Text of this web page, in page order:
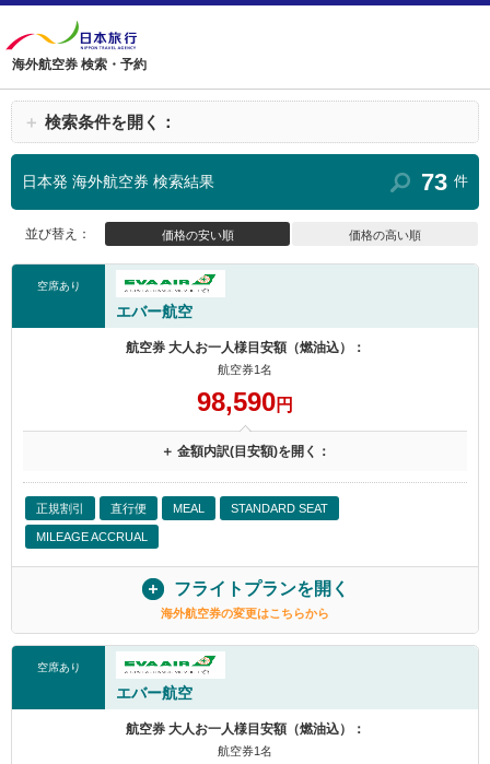
海外航空券 検索・予約
＋ 検索条件を開く：
日本発 海外航空券 検索結果 73 件
並び替え： 価格の安い順 価格の高い順
空席あり
エバー航空
航空券 大人お一人様目安額（燃油込）：
航空券1名
98,590円
＋ 金額内訳(目安額)を開く：
正規割引 直行便 MEAL STANDARD SEAT
MILEAGE ACCRUAL
フライトプランを開く
海外航空券の変更はこちらから
空席あり
エバー航空
航空券 大人お一人様目安額（燃油込）：
航空券1名